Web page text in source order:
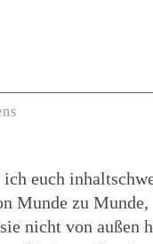
ich euch
Munde zu Munde,
nicht von außen